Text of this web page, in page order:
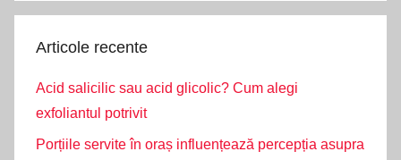
Articole recente
Acid salicilic sau acid glicolic? Cum alegi
exfoliantul potrivit
Porțiile servite în oraș influențează percepția asupra